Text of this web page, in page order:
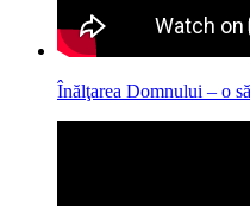
Înălţarea Domnului – o